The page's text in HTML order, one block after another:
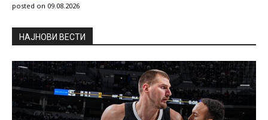
posted on 09.08.2026
НAЈНОВИ ВЕСТИ